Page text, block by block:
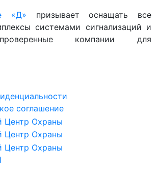
«Д» призывает оснащать все
системами сигнализаций и
компании для
соглашение